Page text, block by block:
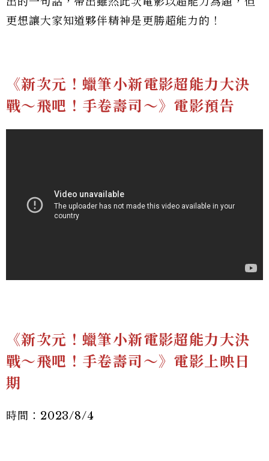
更想讓大家知道夥伴精神是更勝超能力的！
《新次元！蠟筆小新電影超能力大決
戰～飛吧！手卷壽司～》電影預告
《新次元！蠟筆小新電影超能力大決
戰～飛吧！手卷壽司～》電影上映日
期
時間：2023/8/4